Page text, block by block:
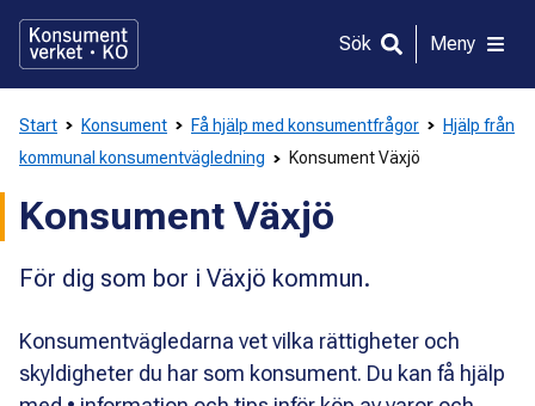
direkt
innehållet
Sök Meny
Start Konsument Få hjälp med konsumentfrågor
Hjälp från
kommunal konsumentvägledning
Konsument Växjö
Konsument Växjö
För dig som bor i Växjö kommun.
Konsumentvägledarna vet vilka rättigheter och
skyldigheter du har som konsument. Du kan få hjälp